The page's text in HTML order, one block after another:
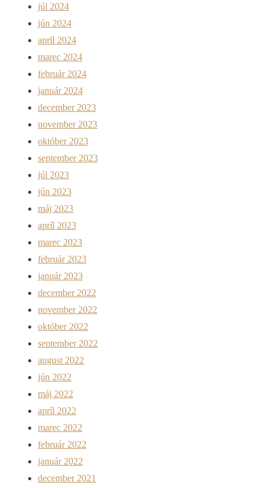
júl 2024
jún 2024
apríl 2024
marec 2024
február 2024
január 2024
december 2023
november 2023
október 2023
september 2023
júl 2023
jún 2023
máj 2023
apríl 2023
marec 2023
február 2023
január 2023
december 2022
november 2022
október 2022
september 2022
august 2022
jún 2022
máj 2022
apríl 2022
marec 2022
február 2022
január 2022
december 2021